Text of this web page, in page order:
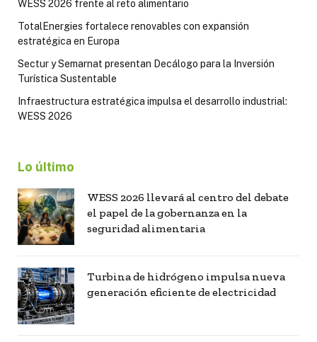
WESS 2026 frente al reto alimentario
TotalEnergies fortalece renovables con expansión
estratégica en Europa
Sectur y Semarnat presentan Decálogo para la Inversión
Turística Sustentable
Infraestructura estratégica impulsa el desarrollo industrial:
WESS 2026
Lo último
WESS 2026 llevará al centro del debate
el papel de la gobernanza en la
seguridad alimentaria
Turbina de hidrógeno impulsa nueva
generación eficiente de electricidad